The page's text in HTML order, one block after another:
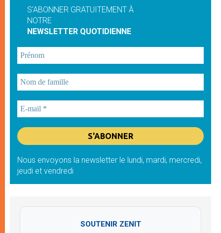
S'ABONNER GRATUITEMENT À
NOTRE
NEWSLETTER QUOTIDIENNE
Nous envoyons la newsletter le lundi, mardi, mercredi,
jeudi et vendredi
SOUTENIR ZENIT